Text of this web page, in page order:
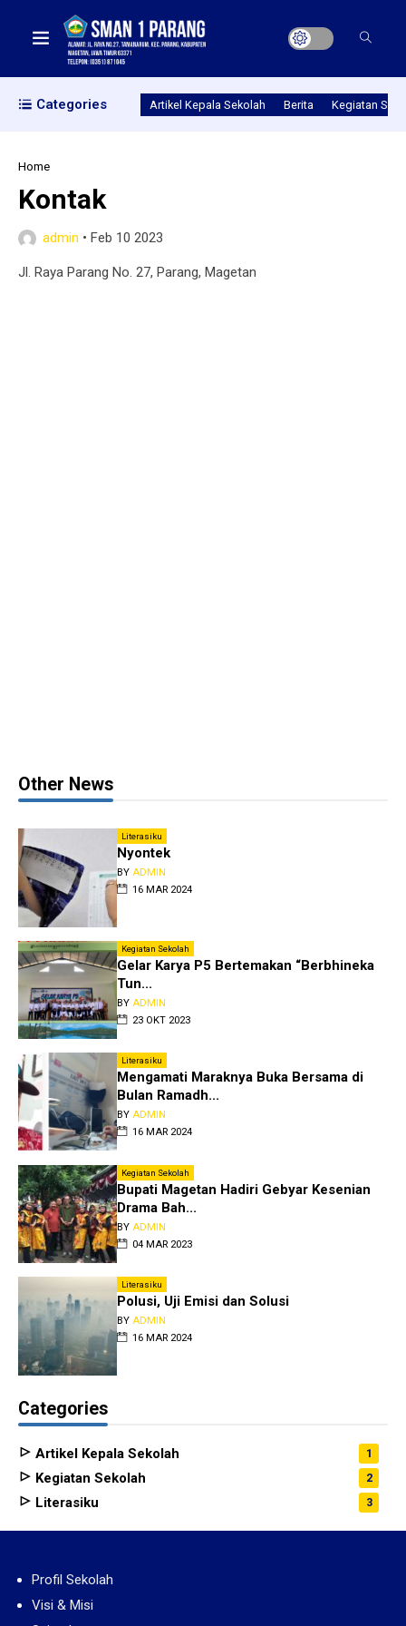
Categories Artikel Kepala Sekolah Berita Kegiatan
Home
Kontak
admin • Feb 10 2023
Jl. Raya Parang No. 27, Parang, Magetan
Other News
Literasiku
Nyontek
BY ADMIN
16 MAR 2024
Kegiatan Sekolah
Gelar Karya P5 Bertemakan “Berbhineka
Tun...
BY ADMIN
23 OKT 2023
Literasiku
Mengamati Maraknya Buka Bersama di
Bulan Ramadh...
BY ADMIN
16 MAR 2024
Kegiatan Sekolah
Bupati Magetan Hadiri Gebyar Kesenian
Drama Bah...
BY ADMIN
04 MAR 2023
Literasiku
Polusi, Uji Emisi dan Solusi
BY ADMIN
16 MAR 2024
Categories
Artikel Kepala Sekolah 1
Kegiatan Sekolah 2
Literasiku 3
Profil Sekolah
Visi & Misi